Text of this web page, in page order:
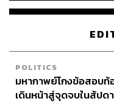
POLITICS
มหากาพย์โกงข้อสอบท้
เดินหน้าสู่จุดจบในสัปด